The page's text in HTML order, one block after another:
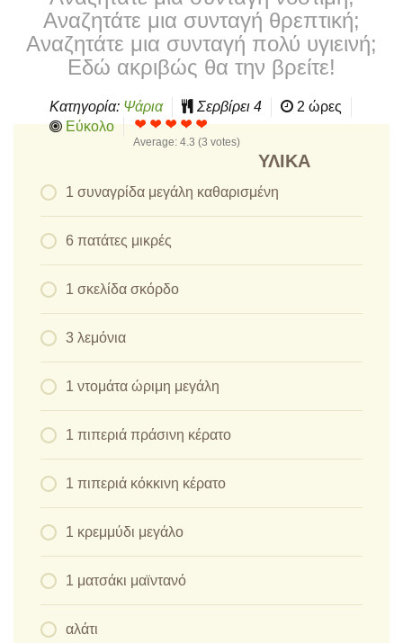
Αναζητάτε μια συνταγή θρεπτική;
Αναζητάτε μια συνταγή πολύ υγιεινή;
Εδώ ακριβώς θα την βρείτε!
Κατηγορία: Ψάρια Σερβίρει 4
2 ώρες
Εύκολο
Average: 4.3 (3 votes)
ΥΛΙΚΆ
1 συναγρίδα μεγάλη καθαρισμένη
6 πατάτες μικρές
1 σκελίδα σκόρδο
3 λεμόνια
1 ντομάτα ώριμη μεγάλη
1 πιπεριά πράσινη κέρατο
1 πιπεριά κόκκινη κέρατο
1 κρεμμύδι μεγάλο
1 ματσάκι μαϊντανό
αλάτι